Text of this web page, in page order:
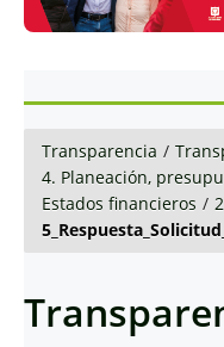
Transparencia /
4. Planeación,
Estados financieros /